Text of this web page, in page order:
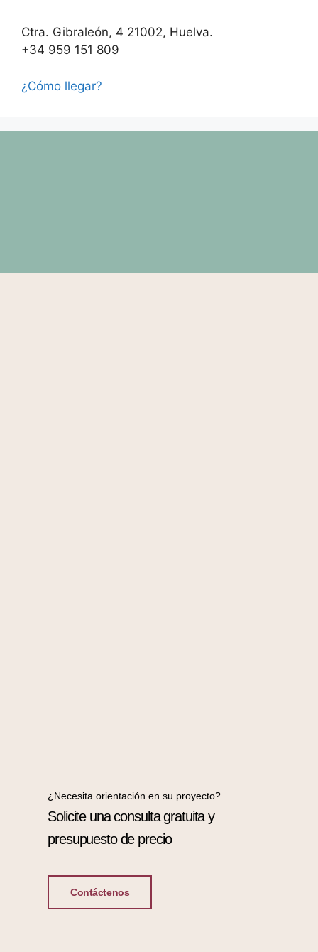
Ctra. Gibraleón, 4 21002, Huelva.
+34 959 151 809
¿Cómo llegar?
¿Necesita orientación en su proyecto?
Solicite una consulta gratuita y
presupuesto de precio
Contáctenos